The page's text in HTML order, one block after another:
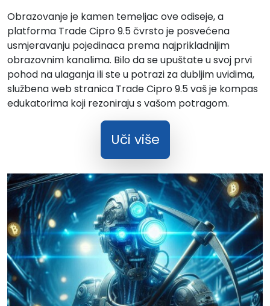
Obrazovanje je kamen temeljac ove odiseje, a
platforma Trade Cipro 9.5 čvrsto je posvećena
usmjeravanju pojedinaca prema najprikladnijim
obrazovnim kanalima. Bilo da se upuštate u svoj prvi
pohod na ulaganja ili ste u potrazi za dubljim uvidima,
službena web stranica Trade Cipro 9.5 vaš je kompas
edukatorima koji rezoniraju s vašom potragom.
Uči više